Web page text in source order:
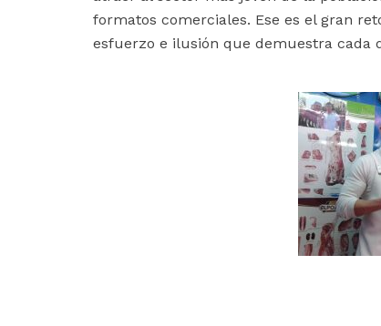
formatos comerciales. Ese es el gran
esfuerzo e ilusión que demuestra cada